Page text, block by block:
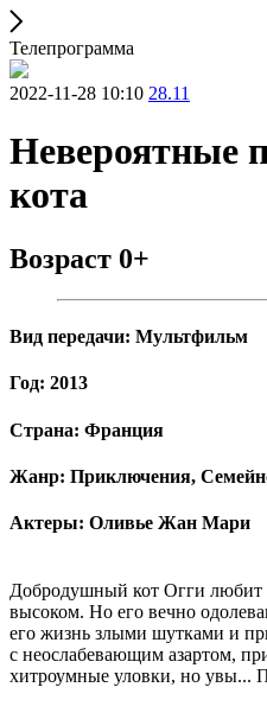
Телепрограмма
2022-11-28 10:10 28.11
Невероятные
кота
Возраст 0+
Вид передачи: Мультфильм
Год: 2013
Страна: Франция
Жанр: Приключения,
Актеры: Оливье Жан Мари
Добродушный кот Огги любит
высоком. Но его вечно
его жизнь злыми шутками и
с неослабевающим азартом,
хитроумные уловки, но увы...